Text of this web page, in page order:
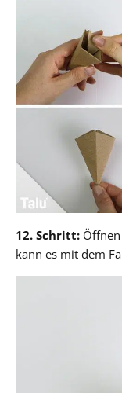
12. Schritt:
kann es mit dem